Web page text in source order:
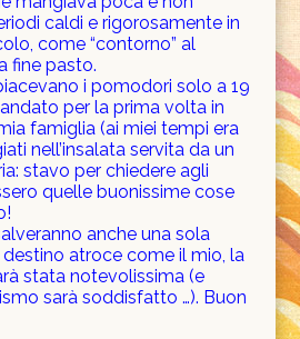
caldi e rigorosamente in
come “contorno” al
fine pasto.
i pomodori solo a 19
per la prima volta in
famiglia (ai miei tempi era
nell’insalata servita da un
stavo per chiedere agli
quelle buonissime cose
anche una sola
atroce come il mio, la
stata notevolissima (e
sarà soddisfatto …). Buon